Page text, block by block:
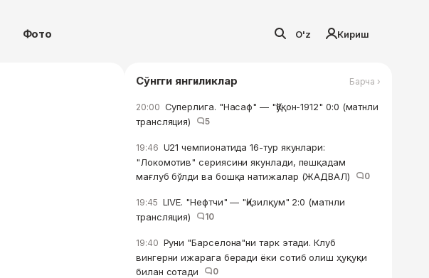
Фото O'z Кириш
Сўнгги янгиликлар Барча ›
20:00 Суперлига. "Насаф" — "Қўқон-1912" 0:0 (матнли
трансляция)
5
19:46 U21 чемпионатида 16-тур якунлари:
"Локомотив" сериясини якунлади, пешқадам
мағлуб бўлди ва бошқа натижалар (ЖАДВАЛ)
0
19:45 LIVE. "Нефтчи" — "Қизилқум" 2:0 (матнли
трансляция)
10
19:40 Руни "Барселона"ни тарк этади. Клуб
вингерни ижарага беради ёки сотиб олиш ҳуқуқи
билан сотади
0